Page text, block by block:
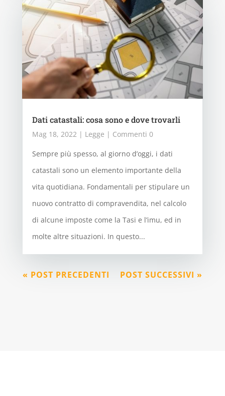
Dati catastali: cosa sono e dove trovarli
Mag 18, 2022| Legge | Commenti 0
Sempre più spesso, al giorno d’oggi, i dati
catastali sono un elemento importante della
vita quotidiana. Fondamentali per stipulare un
nuovo contratto di compravendita, nel calcolo
di alcune imposte come la Tasi e l’imu, ed in
molte altre situazioni. In questo...
« POST PRECEDENTI POST SUCCESSIVI »